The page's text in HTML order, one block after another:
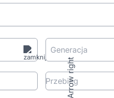
Generacja
Przebieg